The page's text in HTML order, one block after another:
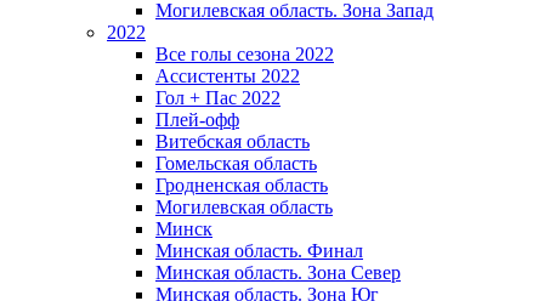
Могилевская область. Зона Запад
2022
Все голы сезона 2022
Ассистенты 2022
Гол + Пас 2022
Плей-офф
Витебская область
Гомельская область
Гродненская область
Могилевская область
Минск
Mинская область. Финал
Минская область. Зона Север
Минская область. Зона Юг